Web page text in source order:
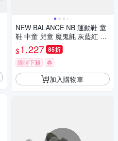
NEW BALANCE NB 運動鞋 童
鞋 中童 兒童 魔鬼氈 灰藍紅 PT
FCYAM-W楦
$1,227 85折
限時下殺 券
加入購物車